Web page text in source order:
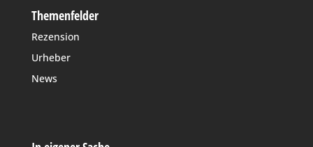
Themenfelder
Rezension
Urheber
News